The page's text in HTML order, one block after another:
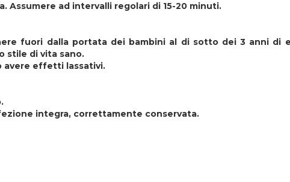
Assumere ad intervalli regolari di 15-20 minuti.
fuori dalla portata dei bambini al di sotto dei 3 anni di
stile di vita sano.
avere effetti lassativi.
integra, correttamente conservata.